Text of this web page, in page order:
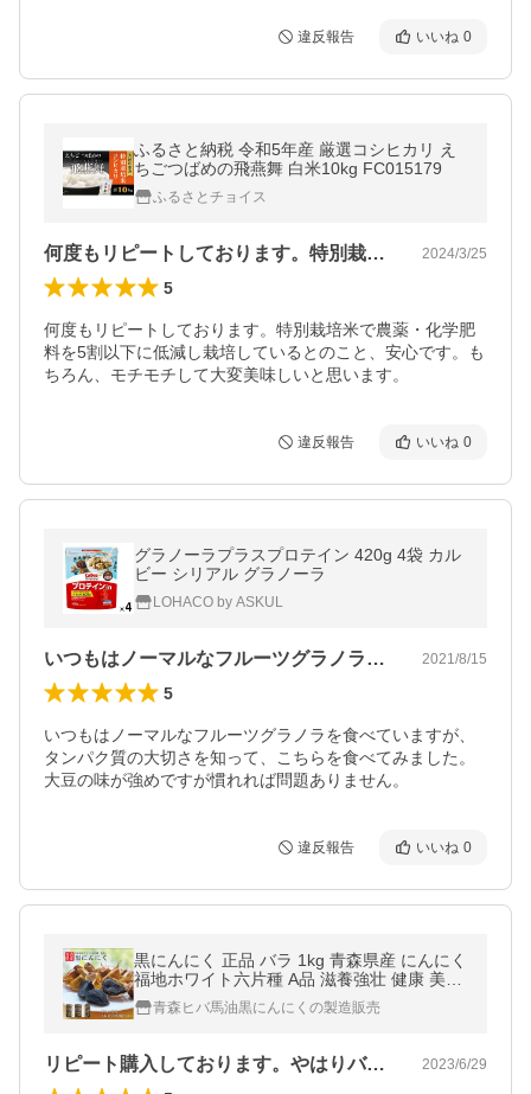
違反報告 いいね 0
ふるさと納税 令和5年産 厳選コシヒカリ え
ちごつばめの飛燕舞 白米10kg FC015179
ふるさとチョイス
何度もリピートしております。特別栽培米… 2024/3/25
5
何度もリピートしております。特別栽培米で農薬・化学肥
料を5割以下に低減し栽培しているとのこと、安心です。も
ちろん、モチモチして大変美味しいと思います。
違反報告 いいね 0
グラノーラプラスプロテイン 420g 4袋 カル
ビー シリアル グラノーラ
LOHACO by ASKUL
いつもはノーマルなフルーツグラノラを食… 2021/8/15
5
いつもはノーマルなフルーツグラノラを食べていますが、
タンパク質の大切さを知って、こちらを食べてみました。
大豆の味が強めですが慣れれば問題ありません。
違反報告 いいね 0
黒にんにく 正品 バラ 1kg 青森県産 にんにく
福地ホワイト六片種 A品 滋養強壮 健康 美容
長期2段熟成 道奥美女 爆買
青森ヒバ馬油黒にんにくの製造販売
リピート購入しております。やはりバラか… 2023/6/29